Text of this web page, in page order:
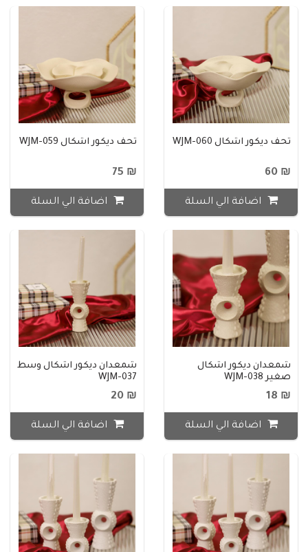
تحف ديكور اشكال WJM-060
₪ 60
اضافة الي السلة
تحف ديكور اشكال WJM-059
₪ 75
اضافة الي السلة
شمعدان ديكور اشكال
صغير WJM-038
₪ 18
اضافة الي السلة
شمعدان ديكور اشكال وسط
WJM-037
₪ 20
اضافة الي السلة